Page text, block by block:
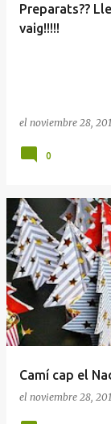
Preparats??
vaig!!!!!
el noviembre 28,
0
Camí cap el
el noviembre 28,